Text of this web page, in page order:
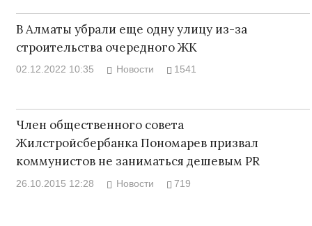
В Алматы убрали еще одну улицу из-за
строительства очередного ЖК
02.12.2022 10:35 Новости 1541
Член общественного совета
Жилстройсбербанка Пономарев призвал
коммунистов не заниматься дешевым PR
26.10.2015 12:28 Новости 719